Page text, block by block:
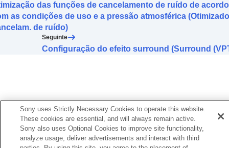
Controle de posição de som
Configuração do efeito surround (Surround
(VPT))
Configuração da qualidade do som usando o
equalizador (Equalizador)
Configuração da função de cancelamento de
ruído
Alterar a configuração do360 Reality Audio
Otimizar o som espacial combinando com o
das funções de cancelamento de ruído de acordo
as condições de uso e a pressão atmosférica
de ruído)
Seguinte
Configuração do efeito surround (Surround
Sony uses Strictly Necessary Cookies to operate this website.
These cookies are essential, and will always remain active.
Sony also uses Optional Cookies to improve site functionality,
analyze usage, deliver advertisements and interact with third